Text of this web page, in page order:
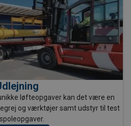
løfteopgaver kan det være en
og værktøjer samt udstyr til test